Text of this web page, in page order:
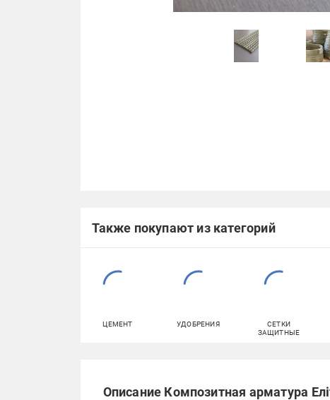
Также покупают из категорий
ЦЕМЕНТ УДОБРЕНИЯ
СЕТКИ
ЗАЩИТНЫЕ
Описание Композитная арматура